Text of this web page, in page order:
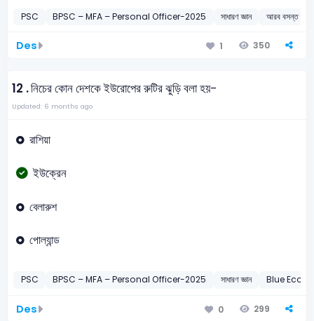
PSC BPSC – MFA – Personal Officer-2025 সাধারণ জ্ঞান আরব বসন্ত
Des 1 350
12 .নিচের কোন দেশকে ইউরোপের রুটির ঝুড়ি বলা হয়-
Updated: 6 months ago
রাশিয়া
ইউক্রেন
বেলারুশ
পোল্যান্ড
PSC BPSC – MFA – Personal Officer-2025 সাধারণ জ্ঞান Blue
Des 0 299